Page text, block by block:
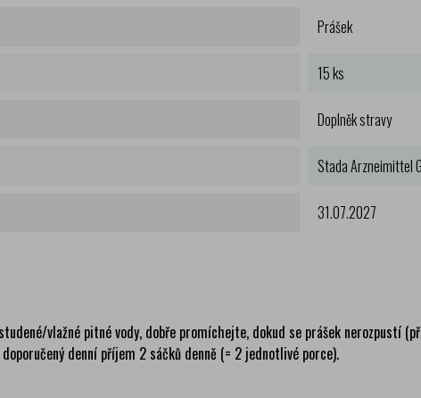
Prášek
15 ks
Doplněk stravy
Stada Arzneimittel
31.07.2027
vlažné pitné vody, dobře promíchejte, dokud se prášek nerozpustí
denní příjem 2 sáčků denně (= 2 jednotlivé porce).